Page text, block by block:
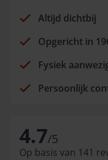
Altijd dichtbij
Opgericht in
Fysiek
Persoonlijk
4.7/5
Op basis van 141